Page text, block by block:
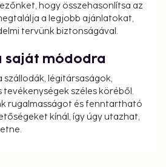
hogy összehasonlítsa az
a legjobb ajánlatokat,
tervünk biztonságával.
saját módodra
szállodák, légitársaságok,
tevékenységek széles köréből.
rugalmasságot és fenntartható
kínál, így úgy utazhat,